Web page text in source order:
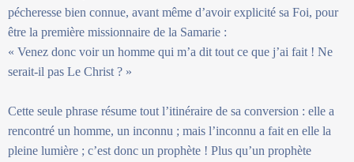
pécheresse bien connue, avant même d’avoir explicité sa Foi, pour
être la première missionnaire de la Samarie :
« Venez donc voir un homme qui m’a dit tout ce que j’ai fait ! Ne
serait-il pas Le Christ ? »
Cette seule phrase résume tout l’itinéraire de sa conversion : elle a
rencontré un homme, un inconnu ; mais l’inconnu a fait en elle la
pleine lumière ; c’est donc un prophète ! Plus qu’un prophète